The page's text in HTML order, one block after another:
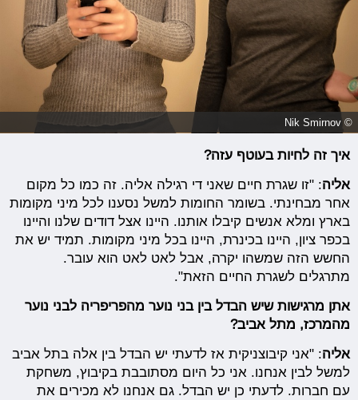
© Nik Smirnov
איך זה לחיות בעוטף עזה?
אליה: "זו שגרת חיים שאני די רגילה אליה. זה כמו כל מקום
אחר מבחינתי. בשומר החומות למשל נסענו לכל מיני מקומות
בארץ ומלא אנשים קיבלו אותנו. היינו אצל דודים שלנו והיינו
בכפר ציון, היינו בכינרת, היינו בכל מיני מקומות. תמיד יש את
החשש הזה שמשהו יקרה, אבל לאט לאט הוא עובר.
מתרגלים לשגרת החיים הזאת".
אתן מרגישות שיש הבדל בין בני נוער מהפריפריה לבני נוער
מהמרכז, מתל אביב?
אליה: "אני קיבוצניקית אז לדעתי יש הבדל בין אלה בתל אביב
למשל לבין אנחנו. אני כל היום מסתובבת בקיבוץ, משחקת
עם חברות. לדעתי כן יש הבדל. גם אנחנו לא מכירים את